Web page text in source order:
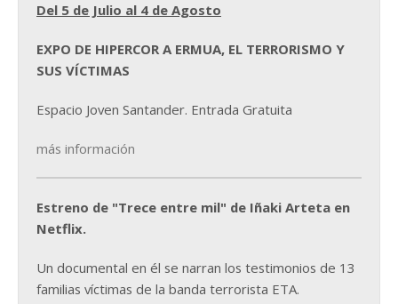
Del 5 de Julio al 4 de Agosto
EXPO DE HIPERCOR A ERMUA, EL TERRORISMO Y
SUS VÍCTIMAS
Espacio Joven Santander. Entrada Gratuita
más información
Estreno de "Trece entre mil" de Iñaki Arteta en
Netflix.
Un documental en él se narran los testimonios de 13
familias víctimas de la banda terrorista ETA.